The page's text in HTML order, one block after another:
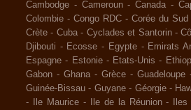
Cambodge - Cameroun - Canada -
Colombie - Congo RDC - Corée du Sud
Crète - Cuba - Cyclades et Santorin -
Djibouti - Ecosse - Egypte - Emirats
Espagne - Estonie - Etats-Unis -
Gabon - Ghana - Grèce - Guadeloupe
Guinée-Bissau - Guyane - Géorgie -
-
Ile Maurice - Ile de la Réunion -